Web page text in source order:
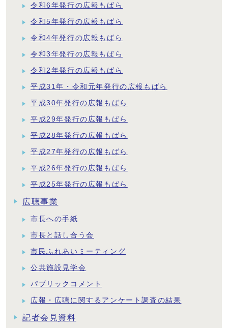
令和6年発行の広報もばら
令和5年発行の広報もばら
令和4年発行の広報もばら
令和3年発行の広報もばら
令和2年発行の広報もばら
平成31年・令和元年発行の広報もばら
平成30年発行の広報もばら
平成29年発行の広報もばら
平成28年発行の広報もばら
平成27年発行の広報もばら
平成26年発行の広報もばら
平成25年発行の広報もばら
広聴事業
市長への手紙
市長と話し合う会
市民ふれあいミーティング
公共施設見学会
パブリックコメント
広報・広聴に関するアンケート調査の結果
記者会見資料